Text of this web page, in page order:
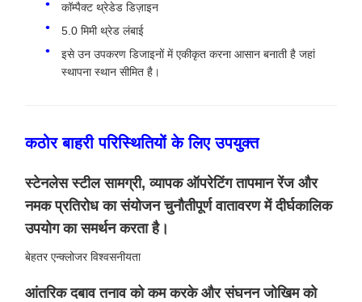
कॉम्पैक्ट थ्रेडेड डिज़ाइन
5.0 मिमी थ्रेड लंबाई
इसे उन उपकरण डिजाइनों में एकीकृत करना आसान बनाती है जहां
स्थापना स्थान सीमित है।
कठोर बाहरी परिस्थितियों के लिए उपयुक्त
स्टेनलेस स्टील सामग्री, व्यापक ऑपरेटिंग तापमान रेंज और
नमक प्रतिरोध का संयोजन चुनौतीपूर्ण वातावरण में दीर्घकालिक
उपयोग का समर्थन करता है।
बेहतर एन्क्लोजर विश्वसनीयता
आंतरिक दबाव तनाव को कम करके और संघनन जोखिम को